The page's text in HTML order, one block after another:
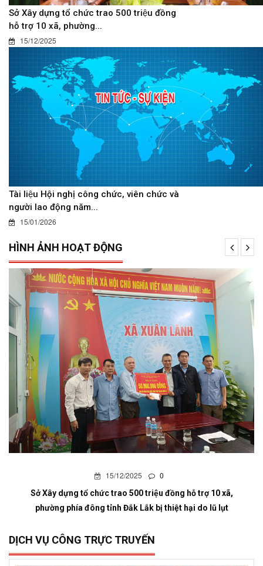
Sở Xây dựng tổ chức trao 500 triệu đồng
hỗ trợ 10 xã, phường...
15/12/2025
Tài liệu Hội nghị công chức, viên chức và
người lao động năm...
15/01/2026
HÌNH ẢNH HOẠT ĐỘNG
15/12/2025 0
Sở Xây dựng tổ chức trao 500 triệu đồng hỗ trợ 10 xã,
phường phía đông tỉnh Đắk Lắk bị thiệt hại do lũ lụt
DỊCH VỤ CÔNG TRỰC TRUYẾN